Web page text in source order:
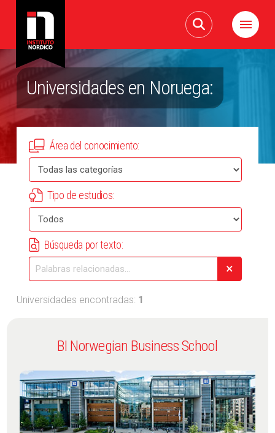
Universidades en Noruega:
Área del conocimiento:
Tipo de estudios:
Búsqueda por texto:
×
Universidades encontradas: 1
BI Norwegian Business School